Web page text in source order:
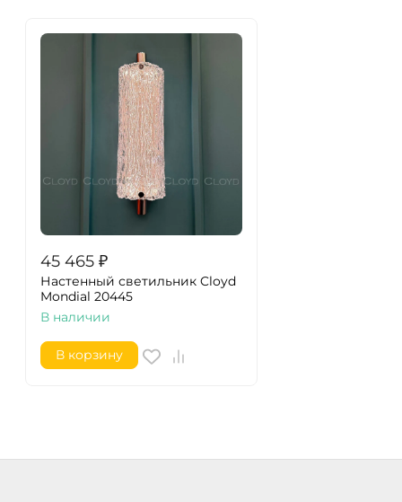
45 465 ₽
Настенный светильник Cloyd
Mondial 20445
В наличии
В корзину